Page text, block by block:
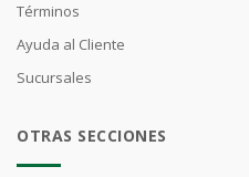
Términos
Ayuda al Cliente
Sucursales
OTRAS SECCIONES